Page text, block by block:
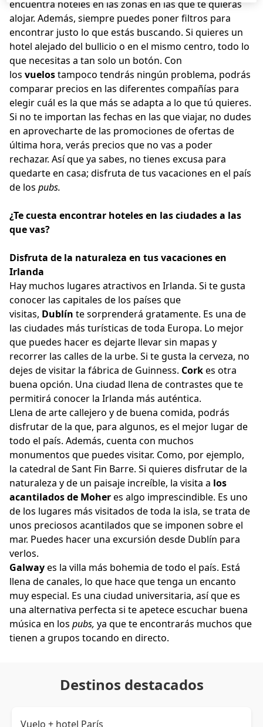
encuentra hoteles en las zonas en las que te quieras
alojar. Además, siempre puedes poner filtros para
encontrar justo lo que estás buscando. Si quieres un
hotel alejado del bullicio o en el mismo centro, todo lo
que necesitas a tan solo un botón. Con
los vuelostampoco tendrás ningún problema, podrás
comparar precios en las diferentes compañías para
elegir cuál es la que más se adapta a lo que tú quieres.
Si no te importan las fechas en las que viajar, no dudes
en aprovecharte de las promociones deofertas de
última hora, verás precios que no vas a poder
rechazar. Así que ya sabes, no tienes excusa para
quedarte en casa; disfruta de tus vacaciones en el país
de los pubs.
¿Te cuesta encontrar hoteles en las ciudades a las
que vas?
Disfruta de la naturaleza en tus vacaciones en
Irlanda
Hay muchos lugares atractivos en Irlanda. Si te gusta
conocer las capitales de los países que
visitas, Dublín te sorprenderá gratamente. Es una de
las ciudades más turísticas de toda Europa. Lo mejor
que puedes hacer es dejarte llevar sin mapas y
recorrer las calles de la urbe. Si te gusta la cerveza, no
dejes de visitar la fábrica de Guinness. Corkes otra
buena opción. Una ciudad llena de contrastes que te
permitirá conocer la Irlanda más auténtica.
Llena de arte callejero y de buena comida, podrás
disfrutar de la que, para algunos, es el mejor lugar de
todo el país. Además, cuenta con muchos
monumentos que puedes visitar. Como, por ejemplo,
la catedral de Sant Fin Barre. Si quieres disfrutar de la
naturaleza y de un paisaje increíble, la visita a los
acantilados de Moheres algo imprescindible. Es uno
de los lugares más visitados de toda la isla, se trata de
unos preciosos acantilados que se imponen sobre el
mar. Puedes hacer una excursión desde Dublín para
verlos.
Galwayes la villa más bohemia de todo el país. Está
llena de canales, lo que hace que tenga un encanto
muy especial. Es una ciudad universitaria, así que es
una alternativa perfecta si te apetece escuchar buena
música en los pubs, ya que te encontrarás muchos que
tienen a grupos tocando en directo.
Destinos destacados
Vuelo + hotel París